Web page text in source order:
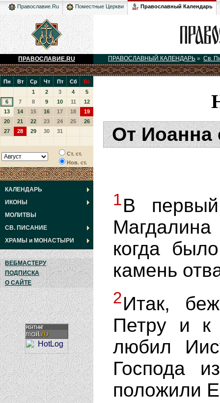
Православие.Ru Поместные Церкви Православный Календарь
ПРАВОСЛАВИЕ.RU ПРАВОСЛАВНЫЙ КАЛЕНДАРЬ » Св.
Пн Вт Ср Чт Пт Сб
Вс
1
2 3 4
5
6
7 8 9 10 11
12
13
14 15 16 17 18
19
20
21 22 23 24 25
26
27
28 29 30 31
Ст. ст.
Нов. ст.
КАЛЕНДАРЬ
ИКОНЫ
МОЛИТВЫ
СВ. ПИСАНИЕ
ХРАМЫ и МОНАСТЫРИ
ВЕБМАСТЕРУ
ПОДПИСКА
О САЙТЕ
От Иоанна
1В
когда
камень
2Итак,
Петру и к
любил
Господа
положили